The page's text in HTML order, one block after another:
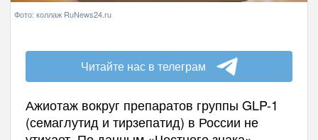
Фото: коллаж RuNews24.ru
Читайте нас в телеграм
Ажиотаж вокруг препаратов группы GLP-1
(семаглутид и тирзепатид) в России не